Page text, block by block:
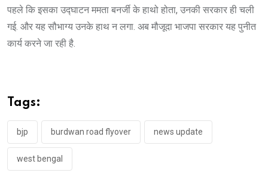
पहले कि इसका उद्घाटन ममता बनर्जी के हाथो होता, उनकी सरकार ही चली
गई. और यह सौभाग्य उनके हाथ न लगा. अब मौजूदा भाजपा सरकार यह पुनीत
कार्य करने जा रही है.
Tags:
bjp burdwan road flyover news update
west bengal